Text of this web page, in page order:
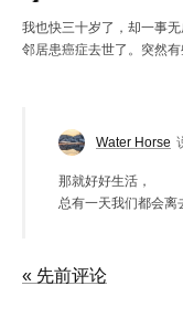
我也快三十岁了，却一事
邻居患癌症去世了。突然有
Water Horse
那就好好生活，
总有一天我们都会离
« 先前评论